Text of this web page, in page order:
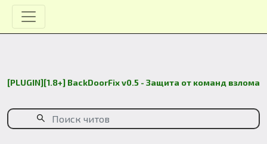
[PLUGIN][1.8+] BackDoorFix v0.5 - Защита от команд взлома